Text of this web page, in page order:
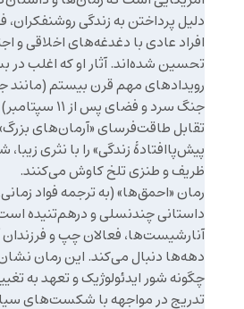
دلیل پرداختن به زندگی
افراد عادی با دغدغه‌های اخلاقی و
تحسین شده‌اند. آثار او که اغلب در
رویدادهای مهم قرن بیستم
جنگ سرد و فضای
تقابل طاقت‌فرسای «آرمان‌های
پیش‌پاافتادهٔ زندگی» را با نثری
ظریف و طنزی تلخ کاوش می‌کنند.
رمان «احمق‌ها» (به ترجمه فواد
داستانی چندنسلی و درهم‌تنیده
آنارشیست‌ها، فعالان چپ و فرزندان
دهه‌ها دنبال می‌کند. این رمان
چگونه شور ایدئولوژیک و تعهد به
تدریج در مواجهه با شکست‌های